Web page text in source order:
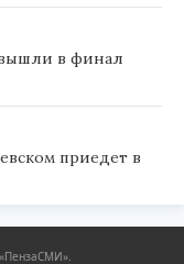
в финал
приедет в